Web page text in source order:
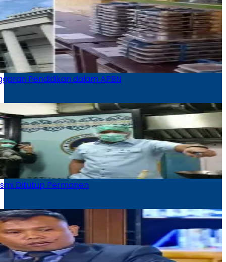
Pendidikan dalam APBN
Ditutup Permanen